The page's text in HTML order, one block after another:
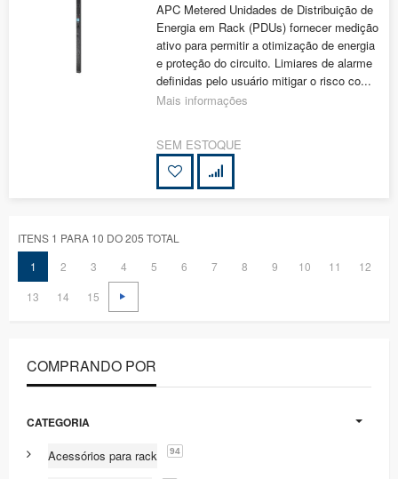
APC Metered Unidades de Distribuição de
Energia em Rack (PDUs) fornecer medição
ativo para permitir a otimização de energia
e proteção do circuito. Limiares de alarme
definidas pelo usuário mitigar o risco co...
Mais informações
SEM ESTOQUE
ITENS 1 PARA 10 DO 205 TOTAL
1
2 3 4 5 6 7 8 9 10 11
12
13
14 15
COMPRANDO POR
CATEGORIA
Acessórios para rack 94